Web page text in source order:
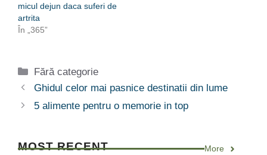
micul dejun daca suferi de
artrita
În „365”
Categorii
Fără categorie
Ghidul celor mai pasnice destinatii din lume
5 alimente pentru o memorie in top
MOST RECENT More